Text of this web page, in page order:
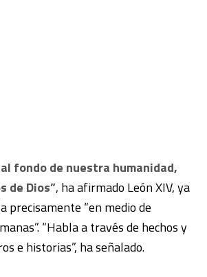
fondo de nuestra humanidad,
de Dios”, ha afirmado León XIV, ya
precisamente “en medio de
“Habla a través de hechos y
e historias”, ha señalado.